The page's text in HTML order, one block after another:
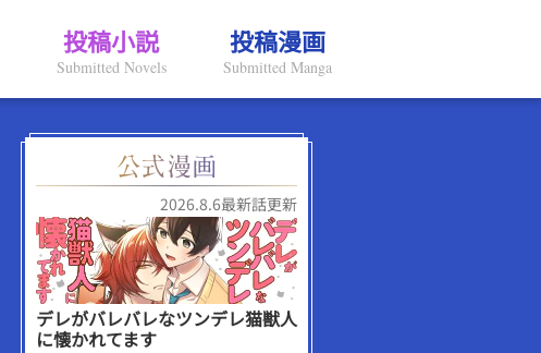
投稿小説
Submitted Novels
投稿漫画
Submitted Manga
2026.8.6最新話更新
デレがバレバレなツンデレ猫獣人
に懐かれてます